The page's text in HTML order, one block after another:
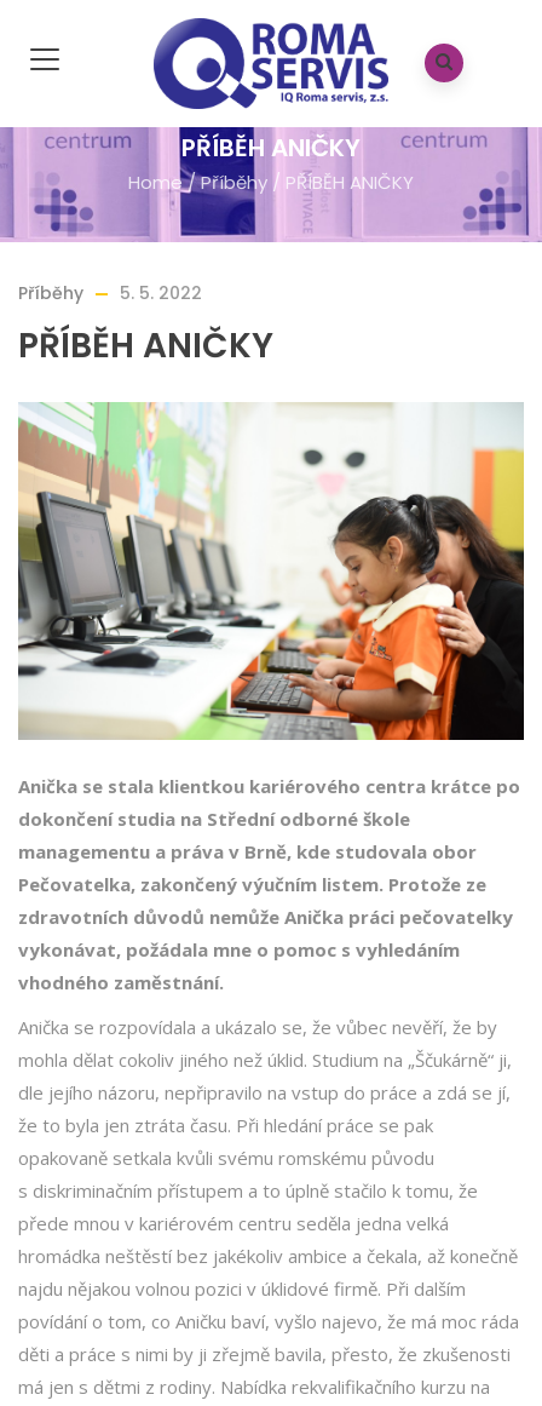
PŘÍBĚH ANIČKY
Home/Příběhy / PŘÍBĚH ANIČKY
Příběhy 5. 5. 2022
PŘÍBĚH ANIČKY
Anička se stala klientkou kariérového centra krátce po
dokončení studia na Střední odborné škole
managementu a práva v Brně, kde studovala obor
Pečovatelka, zakončený výučním listem. Protože ze
zdravotních důvodů nemůže Anička práci pečovatelky
vykonávat, požádala mne o pomoc s vyhledáním
vhodného zaměstnání.
Anička se rozpovídala a ukázalo se, že vůbec nevěří, že by
mohla dělat cokoliv jiného než úklid. Studium na „Ščukárně“ ji,
dle jejího názoru, nepřipravilo na vstup do práce a zdá se jí,
že to byla jen ztráta času. Při hledání práce se pak
opakovaně setkala kvůli svému romskému původu
s diskriminačním přístupem a to úplně stačilo k tomu, že
přede mnou v kariérovém centru seděla jedna velká
hromádka neštěstí bez jakékoliv ambice a čekala, až konečně
najdu nějakou volnou pozici v úklidové firmě. Při dalším
povídání o tom, co Aničku baví, vyšlo najevo, že má moc ráda
děti a práce s nimi by ji zřejmě bavila, přesto, že zkušenosti
má jen s dětmi z rodiny. Nabídka rekvalifikačního kurzu na